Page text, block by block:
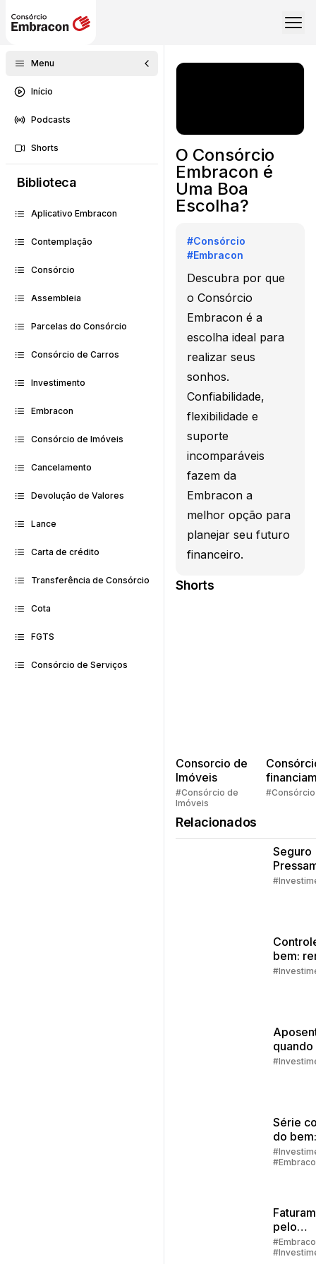
Menu
Início
Podcasts
Shorts
Biblioteca
Aplicativo Embracon
Contemplação
Consórcio
Assembleia
Parcelas do Consórcio
Consórcio de Carros
Investimento
Embracon
Consórcio de Imóveis
Cancelamento
Devolução de Valores
Lance
Carta de crédito
Transferência de Consórcio
Cota
FGTS
Consórcio de Serviços
O Consórcio
Embracon é
Uma Boa
Escolha?
#Consórcio
#Embracon
Descubra por que
o Consórcio
Embracon é a
escolha ideal para
realizar seus
sonhos.
Confiabilidade,
flexibilidade e
suporte
incomparáveis
fazem da
Embracon a
melhor opção para
planejar seu futuro
financeiro.
Shorts
Consorcio de
Imóveis
#Consórcio de
Imóveis
Quem
#Consórcio
Relacionados
Seguro
bem:
extra
quando
como
Série
do
como
pelo
passo